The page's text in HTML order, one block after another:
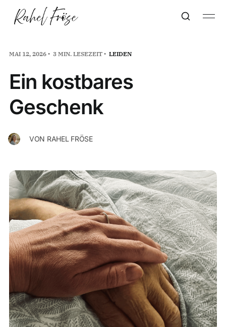
MAI 12, 2026 3 MIN. LESEZEIT LEIDEN
Ein kostbares
Geschenk
VON RAHEL FRÖSE